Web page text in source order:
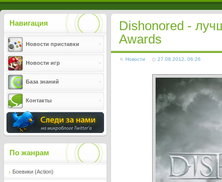
Dishonored -
Awards
Новости 27.08.2012, 06:26
Навигация
Новости приставки
Новости игр
База знаний
Контакты
По жанрам
Боевики (Action)